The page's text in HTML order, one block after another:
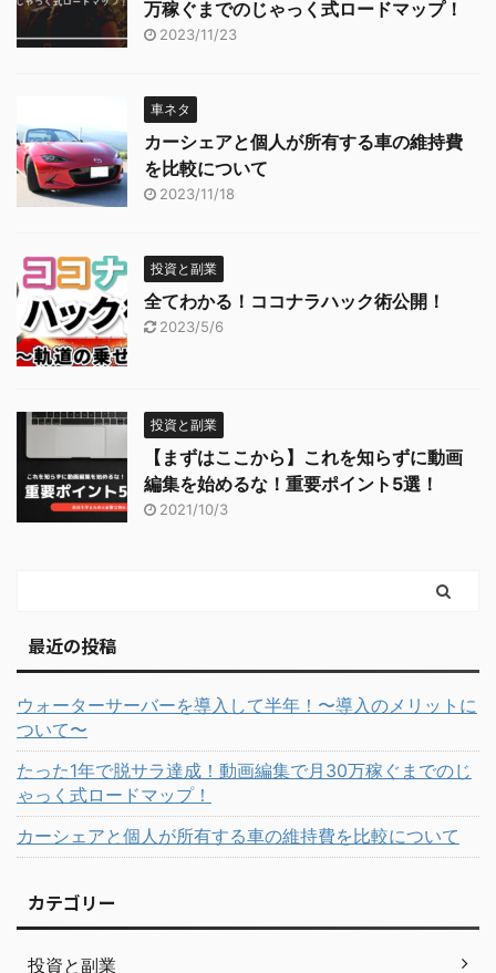
万稼ぐまでのじゃっく式ロードマップ！
2023/11/23
車ネタ
カーシェアと個人が所有する車の維持費
を比較について
2023/11/18
投資と副業
全てわかる！ココナラハック術公開！
2023/5/6
投資と副業
【まずはここから】これを知らずに動画
編集を始めるな！重要ポイント5選！
2021/10/3
最近の投稿
ウォーターサーバーを導入して半年！〜導入のメリットに
ついて〜
たった1年で脱サラ達成！動画編集で月30万稼ぐまでのじ
ゃっく式ロードマップ！
カーシェアと個人が所有する車の維持費を比較について
カテゴリー
投資と副業